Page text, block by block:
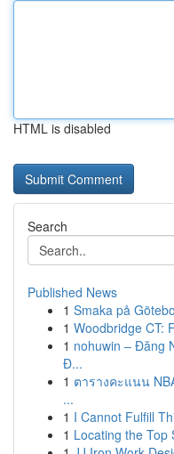
HTML is disabled
Search
Published News
1 Smaka på
1 Woodbridge CT:
1 nohuwin – Đăng
Đ...
1 ตารางคะแนน
...
1 I Cannot Fulfill
1 Locating the Top